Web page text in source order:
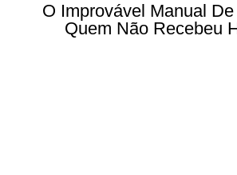
O Improvável Manual
Quem Não Recebeu